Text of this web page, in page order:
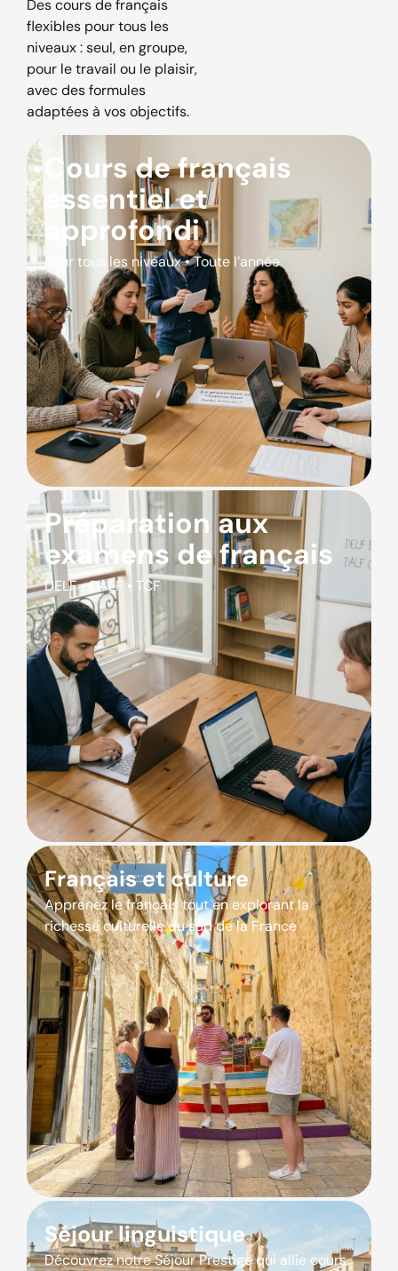
Des cours de français
flexibles pour tous les
niveaux : seul, en groupe,
pour le travail ou le plaisir,
avec des formules
adaptées à vos objectifs.
Cours de français
essentiel et
approfondi
Pour tous les niveaux • Toute l’année
Préparation aux
examens de français
DELF • DALF • TCF
Français et culture
Apprenez le français tout en explorant la
richesse culturelle du sud de la France
Séjour linguistique
Découvrez notre Séjour Prestige qui allie cours